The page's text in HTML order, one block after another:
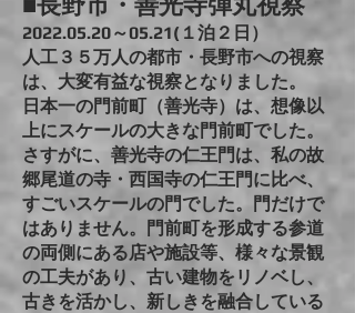
2022.05.20～05.21(１泊２日）
人工３５万人の都市・長野市への視察
は、大変有益な視察となりました。
日本一の門前町（善光寺）は、想像以
上にスケールの大きな門前町でした。
さすがに、善光寺の仁王門は、私の故
郷尾道の寺・西国寺の仁王門に比べ、
すごいスケールの門でした。門だけで
はありません。門前町を形成する参道
の両側にある店や施設等、様々な景観
の工夫があり、古い建物をリノベし、
古きを活かし、新しきを融合している